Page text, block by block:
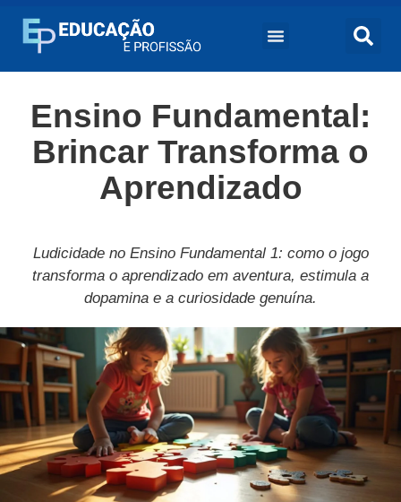
Ensino Fundamental:
Brincar Transforma o
Aprendizado
Ludicidade no Ensino Fundamental 1: como o jogo
transforma o aprendizado em aventura, estimula a
dopamina e a curiosidade genuína.